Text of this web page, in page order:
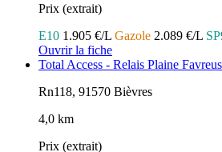
Prix (extrait)
E10 1.905 €/L Gazole 2.089 €/L
Ouvrir la fiche
Total Access - Relais Plaine
Rn118, 91570 Bièvres
4,0 km
Prix (extrait)